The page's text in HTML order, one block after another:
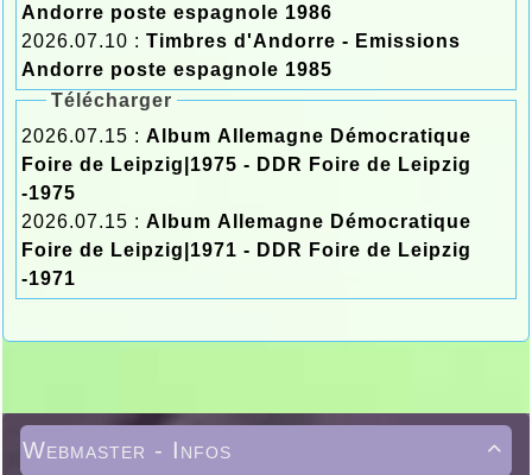
Andorre poste espagnole 1986
2026.07.10 : Timbres d'Andorre - Emissions
Andorre poste espagnole 1985
Télécharger
2026.07.15 : Album Allemagne Démocratique
Foire de Leipzig|1975 - DDR Foire de Leipzig
-1975
2026.07.15 : Album Allemagne Démocratique
Foire de Leipzig|1971 - DDR Foire de Leipzig
-1971

Webmaster - Infos